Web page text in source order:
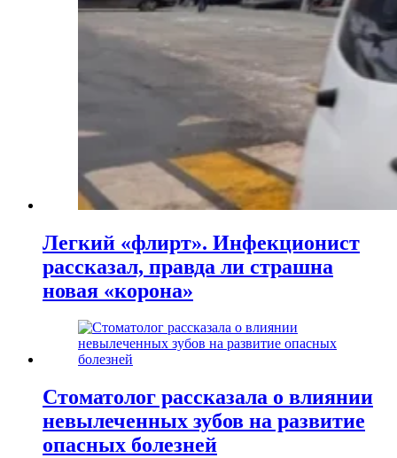
Легкий «флирт». Инфекционист
рассказал, правда ли страшна
новая «корона»
Стоматолог рассказала о влиянии
невылеченных зубов на развитие
опасных болезней